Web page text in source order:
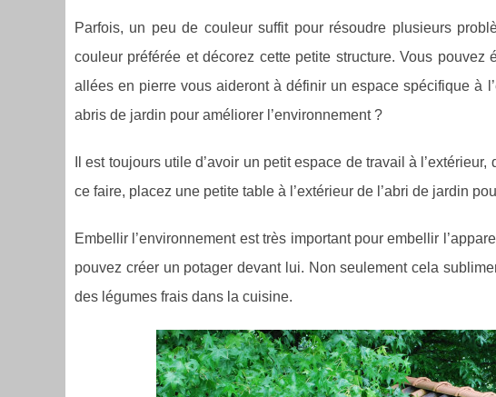
Parfois, un peu de couleur suffit pour résoudre plusieurs
couleur préférée et décorez cette petite structure. Vous
allées en pierre vous aideront à définir un espace spécifique à
abris de jardin pour améliorer l’environnement ?
Il est toujours utile d’avoir un petit espace de travail à
ce faire, placez une petite table à l’extérieur de l’abri de jardin
Embellir l’environnement est très important pour embellir
pouvez créer un potager devant lui. Non seulement cela
des légumes frais dans la cuisine.